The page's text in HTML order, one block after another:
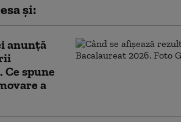
și:
anunță
spune
a